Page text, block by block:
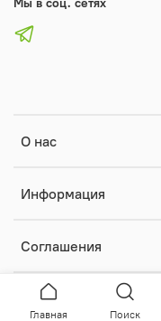
О нас
Информация
Соглашения
Главная Поиск